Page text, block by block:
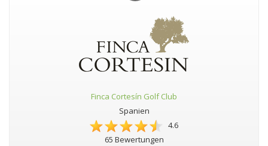
Finca Cortesín Golf Club
Spanien
4.6
65 Bewertungen